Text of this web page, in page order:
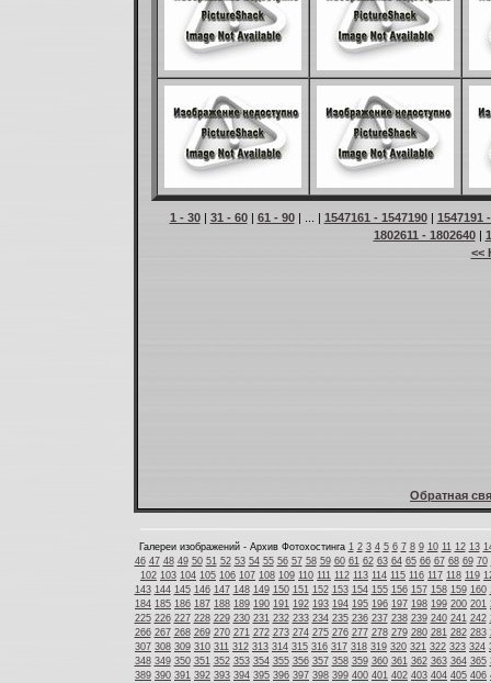
1 - 30| 31 - 60| 61 - 90| ... | 1547161 - 1547190| 1547191
1802611 - 1802640|
<<
Обратная
Галереи изображений - Архив Фотохостинга 1 2 3 4 5 6 7 8 9 10 11 12 13
46 47 48 49 50 51 52 53 54 55 56 57 58 59 60 61 62 63 64 65 66 67 68 69 70
102 103 104 105 106 107 108 109 110 111 112 113 114 115 116 117 118 119
143 144 145 146 147 148 149 150 151 152 153 154 155 156 157 158 159 160
184 185 186 187 188 189 190 191 192 193 194 195 196 197 198 199 200 201
225 226 227 228 229 230 231 232 233 234 235 236 237 238 239 240 241 242
266 267 268 269 270 271 272 273 274 275 276 277 278 279 280 281 282 283
307 308 309 310 311 312 313 314 315 316 317 318 319 320 321 322 323 324
348 349 350 351 352 353 354 355 356 357 358 359 360 361 362 363 364 365
389 390 391 392 393 394 395 396 397 398 399 400 401 402 403 404 405 406